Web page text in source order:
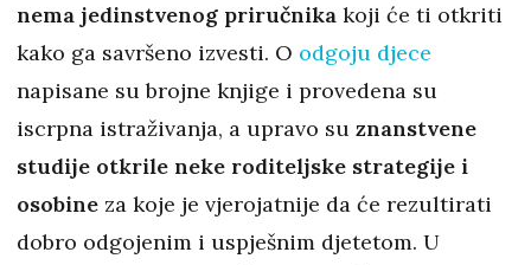
nema jedinstvenog priručnika koji će ti otkriti
kako ga savršeno izvesti. O odgoju djece
napisane su brojne knjige i provedena su
iscrpna istraživanja, a upravo su znanstvene
studije otkrile neke roditeljske strategije i
osobine za koje je vjerojatnije da će rezultirati
dobro odgojenim i uspješnim djetetom. U